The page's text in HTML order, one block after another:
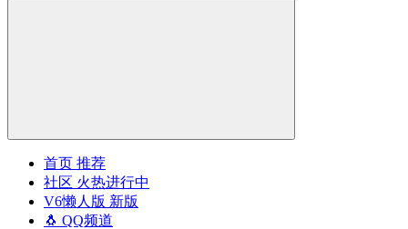
首页 推荐
社区 火热进行中
V6懒人版 新版
🐧 QQ频道